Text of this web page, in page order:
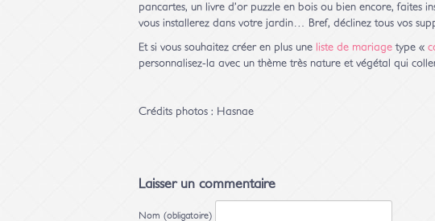
pancartes, un livre d’or puzzle en bois ou bien encore, faites
vous installerez dans votre jardin… Bref, déclinez tous vos
Et si vous souhaitez créer en plus une liste de mariage type «
personnalisez-la avec un thème très nature et végétal qui
Crédits photos : Hasnae
Laisser un commentaire
Nom (obligatoire)